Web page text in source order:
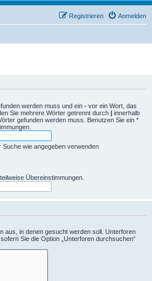
Anmelden
Registrieren
werden muss und ein - vor ein Wort, das
Sie mehrere Wörter getrennt durch | innerhalb
gefunden werden muss. Benutzen Sie ein *
Suche wie angegeben verwenden
Übereinstimmungen.
aus, in denen gesucht werden soll. Unterforen
Sie die Option „Unterforen durchsuchen“